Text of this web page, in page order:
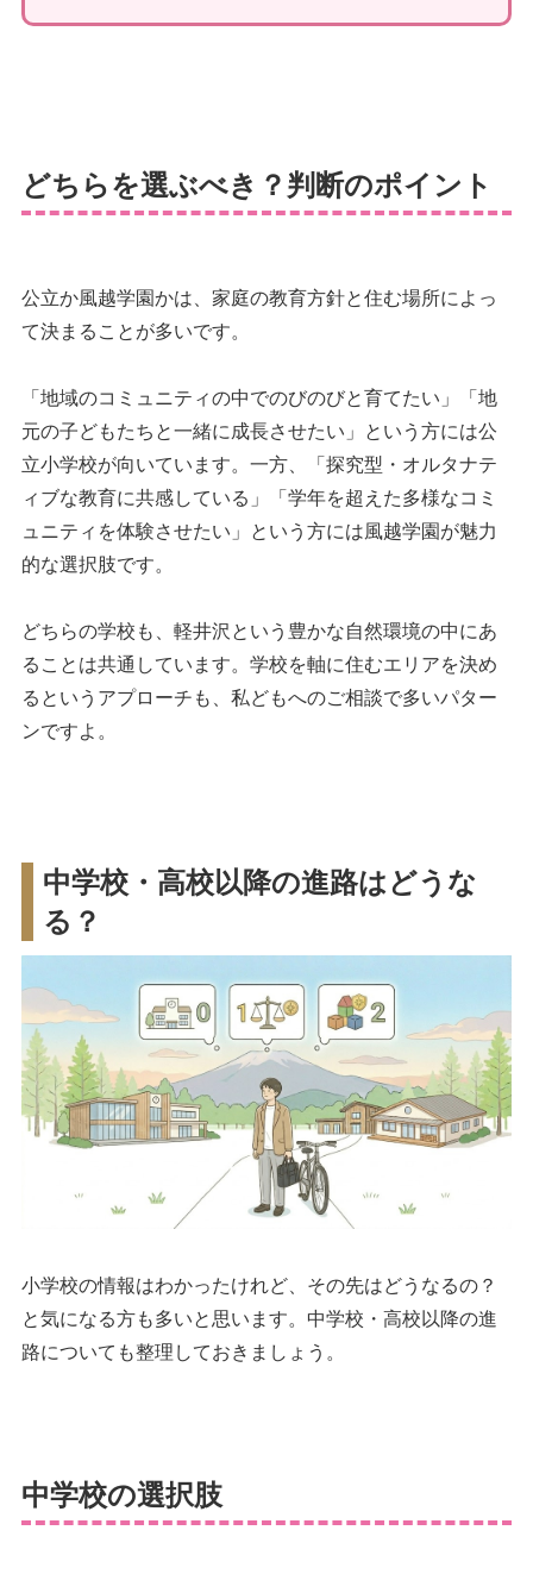
どちらを選ぶべき？判断のポイント
公立か風越学園かは、家庭の教育方針と住む場所によっ
て決まることが多いです。
「地域のコミュニティの中でのびのびと育てたい」「地
元の子どもたちと一緒に成長させたい」という方には公
立小学校が向いています。一方、「探究型・オルタナテ
ィブな教育に共感している」「学年を超えた多様なコミ
ュニティを体験させたい」という方には風越学園が魅力
的な選択肢です。
どちらの学校も、軽井沢という豊かな自然環境の中にあ
ることは共通しています。学校を軸に住むエリアを決め
るというアプローチも、私どもへのご相談で多いパター
ンですよ。
中学校・高校以降の進路はどうな
る？
小学校の情報はわかったけれど、その先はどうなるの？
と気になる方も多いと思います。中学校・高校以降の進
路についても整理しておきましょう。
中学校の選択肢